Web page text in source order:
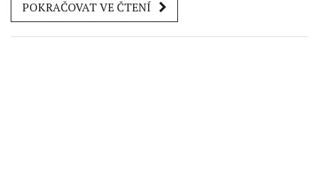
těmto bolestivým zkušenostem, a zároveň vysvětlíme, proč
POKRAČOVAT VE ČTENÍ